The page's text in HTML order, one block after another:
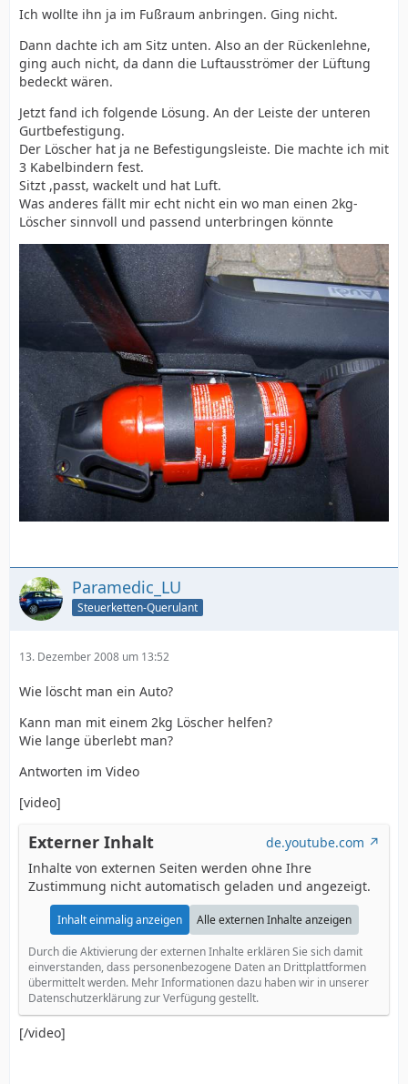
Ich wollte ihn ja im Fußraum anbringen. Ging nicht.
Dann dachte ich am Sitz unten. Also an der Rückenlehne,
ging auch nicht, da dann die Luftausströmer der Lüftung
bedeckt wären.
Jetzt fand ich folgende Lösung. An der Leiste der unteren
Gurtbefestigung.
Der Löscher hat ja ne Befestigungsleiste. Die machte ich mit
3 Kabelbindern fest.
Sitzt ,passt, wackelt und hat Luft.
Was anderes fällt mir echt nicht ein wo man einen 2kg-
Löscher sinnvoll und passend unterbringen könnte
Paramedic_LU
Steuerketten-Querulant
13. Dezember 2008 um 13:52
Wie löscht man ein Auto?
Kann man mit einem 2kg Löscher helfen?
Wie lange überlebt man?
Antworten im Video
[video]
Externer Inhalt
de.youtube.com
Inhalte von externen Seiten werden ohne Ihre
Zustimmung nicht automatisch geladen und angezeigt.
Inhalt einmalig anzeigen Alle externen Inhalte anzeigen
Durch die Aktivierung der externen Inhalte erklären Sie sich damit
einverstanden, dass personenbezogene Daten an Drittplattformen
übermittelt werden. Mehr Informationen dazu haben wir in unserer
Datenschutzerklärung zur Verfügung gestellt.
[/video]